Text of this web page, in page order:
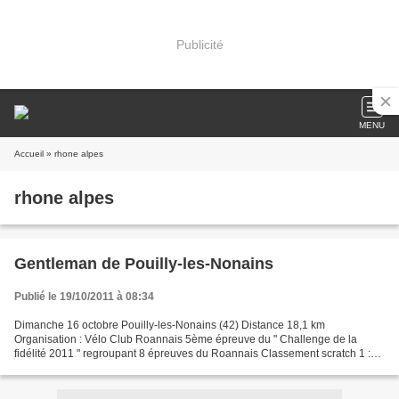
Publicité
MENU
Accueil » rhone alpes
rhone alpes
Gentleman de Pouilly-les-Nonains
Publié le 19/10/2011 à 08:34
Dimanche 16 octobre Pouilly-les-Nonains (42) Distance 18,1 km
Organisation : Vélo Club Roannais 5ème épreuve du " Challenge de la
fidélité 2011 " regroupant 8 épreuves du Roannais Classement scratch 1 :